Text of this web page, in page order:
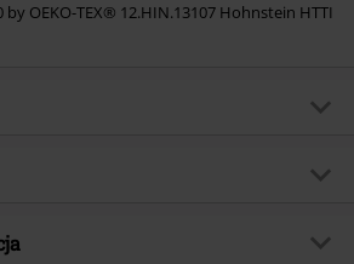
by OEKO-TEX® 12.HIN.13107 Hohnstein HTTI